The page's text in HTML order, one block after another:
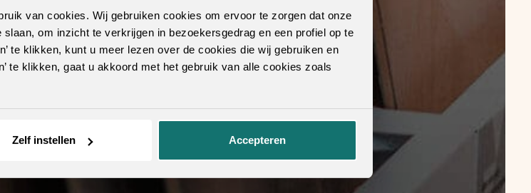
van cookies. Wij gebruiken cookies om ervoor te zorgen dat onze
om inzicht te verkrijgen in bezoekersgedrag en een profiel op te
te klikken, kunt u meer lezen over de cookies die wij gebruiken en
te klikken, gaat u akkoord met het gebruik van alle cookies zoals
Zelf instellen Accepteren